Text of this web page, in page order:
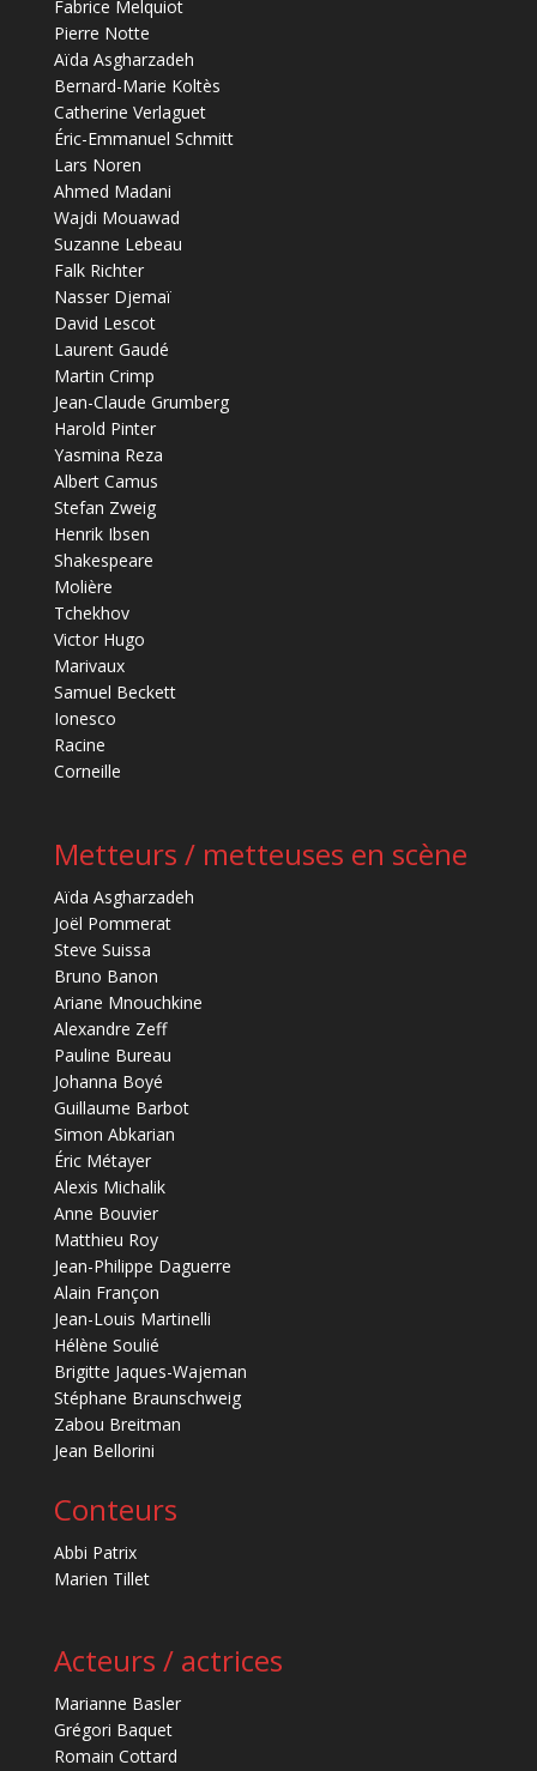
Fabrice Melquiot
Pierre Notte
Aïda Asgharzadeh
Bernard-Marie Koltès
Catherine Verlaguet
Éric-Emmanuel Schmitt
Lars Noren
Ahmed Madani
Wajdi Mouawad
Suzanne Lebeau
Falk Richter
Nasser Djemaï
David Lescot
Laurent Gaudé
Martin Crimp
Jean-Claude Grumberg
Harold Pinter
Yasmina Reza
Albert Camus
Stefan Zweig
Henrik Ibsen
Shakespeare
Molière
Tchekhov
Victor Hugo
Marivaux
Samuel Beckett
Ionesco
Racine
Corneille
Metteurs / metteuses en scène
Aïda Asgharzadeh
Joël Pommerat
Steve Suissa
Bruno Banon
Ariane Mnouchkine
Alexandre Zeff
Pauline Bureau
Johanna Boyé
Guillaume Barbot
Simon Abkarian
Éric Métayer
Alexis Michalik
Anne Bouvier
Matthieu Roy
Jean-Philippe Daguerre
Alain Françon
Jean-Louis Martinelli
Hélène Soulié
Brigitte Jaques-Wajeman
Stéphane Braunschweig
Zabou Breitman
Jean Bellorini
Conteurs
Abbi Patrix
Marien Tillet
Acteurs / actrices
Marianne Basler
Grégori Baquet
Romain Cottard